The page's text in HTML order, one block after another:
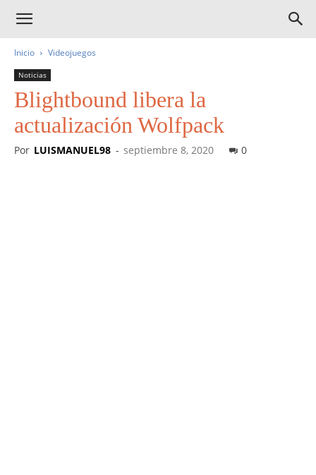
Inicio Videojuegos
Noticias
Blightbound libera la
actualización Wolfpack
Por LUISMANUEL98 - septiembre 8, 2020 0